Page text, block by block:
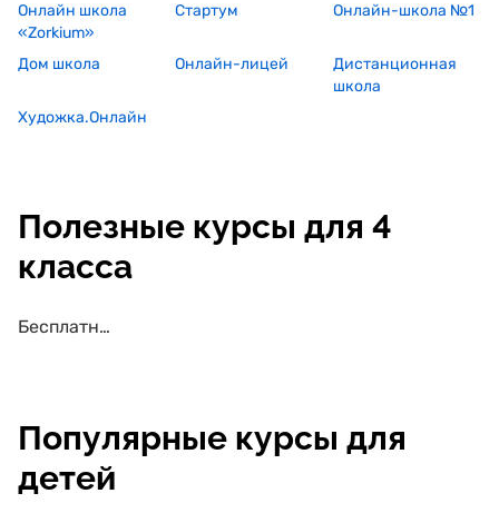
Онлайн школа
«Zorkium»
Стартум Онлайн-школа №1
Дом школа Онлайн-лицей
Дистанционная
школа
Художка.Онлайн
Полезные курсы для 4
класса
Бесплатные курсы для 4 класса
Популярные курсы для
детей